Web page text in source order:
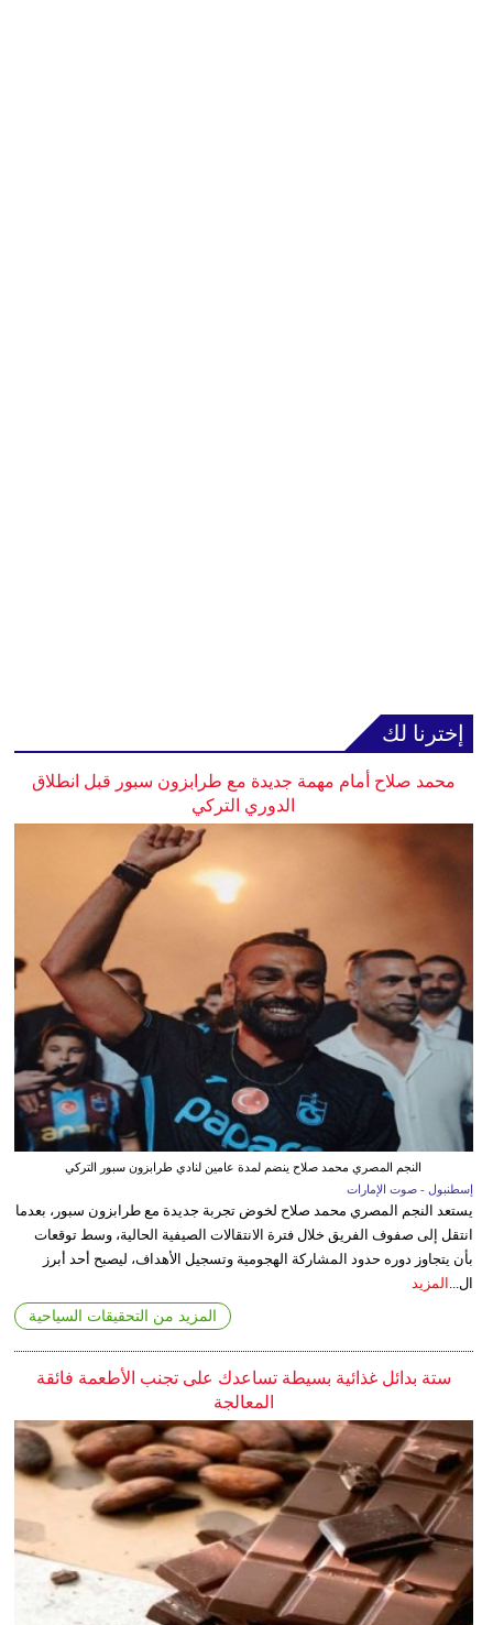
إخترنا لك
محمد صلاح أمام مهمة جديدة مع طرابزون سبور قبل انطلاق
الدوري التركي
النجم المصري محمد صلاح ينضم لمدة عامين لنادي طرابزون سبور التركي
إسطنبول - صوت الإمارات
يستعد النجم المصري محمد صلاح لخوض تجربة جديدة مع طرابزون سبور، بعدما
انتقل إلى صفوف الفريق خلال فترة الانتقالات الصيفية الحالية، وسط توقعات
بأن يتجاوز دوره حدود المشاركة الهجومية وتسجيل الأهداف، ليصبح أحد أبرز
ال... المزيد
المزيد من التحقيقات السياحية
ستة بدائل غذائية بسيطة تساعدك على تجنب الأطعمة فائقة
المعالجة